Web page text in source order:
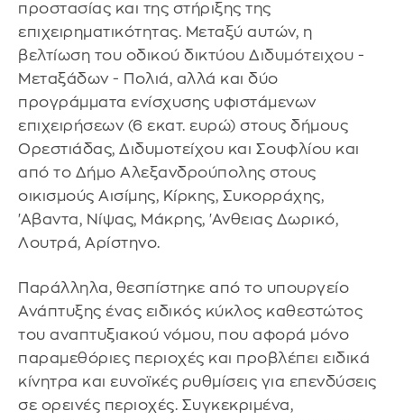
προστασίας και της στήριξης της
επιχειρηματικότητας. Μεταξύ αυτών, η
βελτίωση του οδικού δικτύου Διδυμότειχου -
Μεταξάδων - Πολιά, αλλά και δύο
προγράμματα ενίσχυσης υφιστάμενων
επιχειρήσεων (6 εκατ. ευρώ) στους δήμους
Ορεστιάδας, Διδυμοτείχου και Σουφλίου και
από το Δήμο Αλεξανδρούπολης στους
οικισμούς Αισίμης, Κίρκης, Συκορράχης,
'Αβαντα, Νίψας, Μάκρης, 'Ανθειας Δωρικό,
Λουτρά, Αρίστηνο.
Παράλληλα, θεσπίστηκε από το υπουργείο
Ανάπτυξης ένας ειδικός κύκλος καθεστώτος
του αναπτυξιακού νόμου, που αφορά μόνο
παραμεθόριες περιοχές και προβλέπει ειδικά
κίνητρα και ευνοϊκές ρυθμίσεις για επενδύσεις
σε ορεινές περιοχές. Συγκεκριμένα,